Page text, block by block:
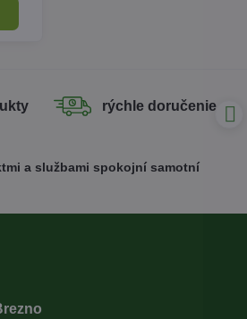
rýchle doručenie
a službami spokojní samotní